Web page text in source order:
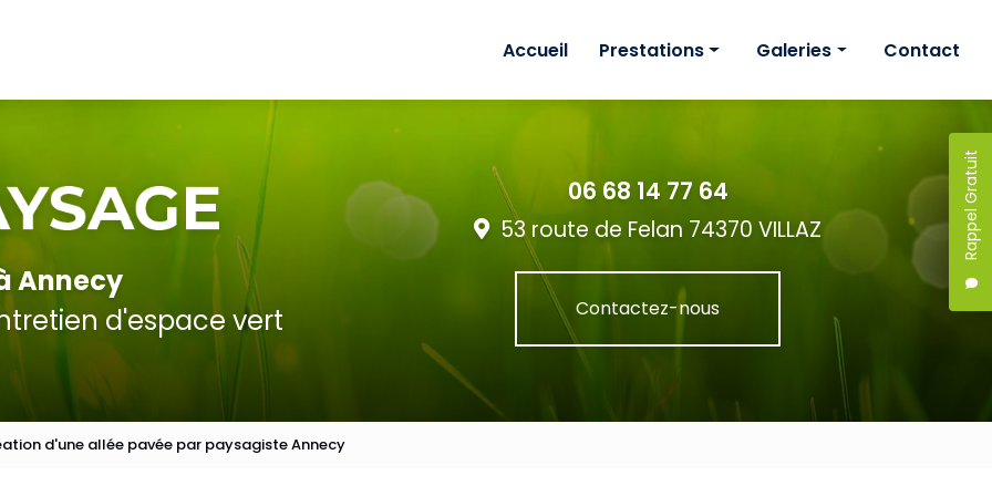
Rappel Gratuit
Accueil
Prestations
Entretien
Galeries
Étude de projet
Contact
Annecy
d'espace vert
06 68 14 77 64
53 route de Felan 74370 VILLAZ
Contactez-nous
d'une allée pavée par paysagiste Annecy